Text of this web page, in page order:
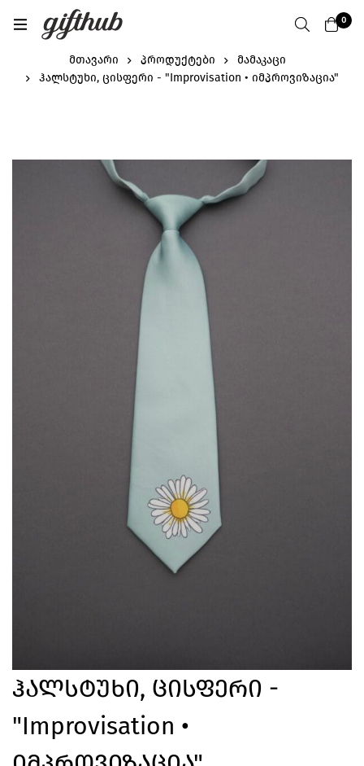
0
მთავარი პროდუქტები
მამაკაცი
ჰალსტუხი, ცისფერი - "Improvisation • იმპროვიზაცია"
Ჰალსტუხი, Ცისფერი -
"Improvisation •